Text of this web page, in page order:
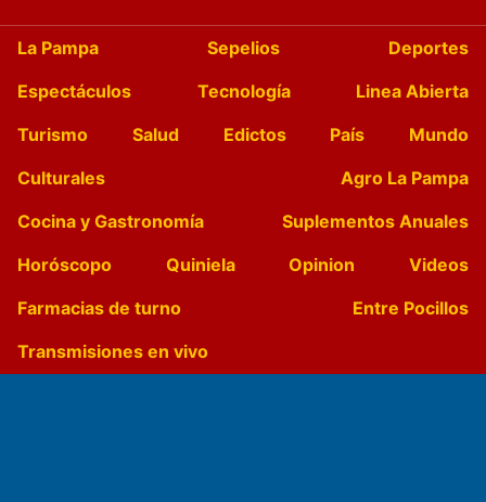
La Pampa Sepelios
Deportes
Espectáculos
Tecnología
Linea Abierta
Turismo
Salud Edictos País
Mundo
Culturales
Agro La Pampa
Cocina y Gastronomía
Suplementos Anuales
Horóscopo
Quiniela Opinion
Videos
Farmacias de turno
Entre Pocillos
Transmisiones en vivo